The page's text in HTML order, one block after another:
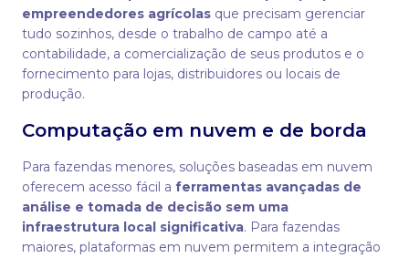
empreendedores agrícolas que precisam gerenciar
tudo sozinhos, desde o trabalho de campo até a
contabilidade, a comercialização de seus produtos e o
fornecimento para lojas, distribuidores ou locais de
produção.
Computação em nuvem e de borda
Para fazendas menores, soluções baseadas em nuvem
oferecem acesso fácil a ferramentas avançadas de
análise e tomada de decisão sem uma
infraestrutura local significativa. Para fazendas
maiores, plataformas em nuvem permitem a integração